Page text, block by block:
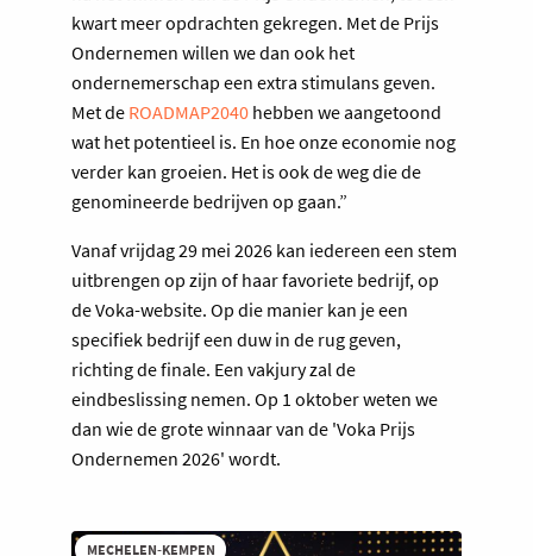
kwart meer opdrachten gekregen. Met de Prijs
Ondernemen willen we dan ook het
ondernemerschap een extra stimulans geven.
Met de ROADMAP2040 hebben we aangetoond
wat het potentieel is. En hoe onze economie nog
verder kan groeien. Het is ook de weg die de
genomineerde bedrijven op gaan.”
Vanaf vrijdag 29 mei 2026 kan iedereen een stem
uitbrengen op zijn of haar favoriete bedrijf, op
de Voka-website. Op die manier kan je een
specifiek bedrijf een duw in de rug geven,
richting de finale. Een vakjury zal de
eindbeslissing nemen. Op 1 oktober weten we
dan wie de grote winnaar van de 'Voka Prijs
Ondernemen 2026' wordt.
MECHELEN-KEMPEN